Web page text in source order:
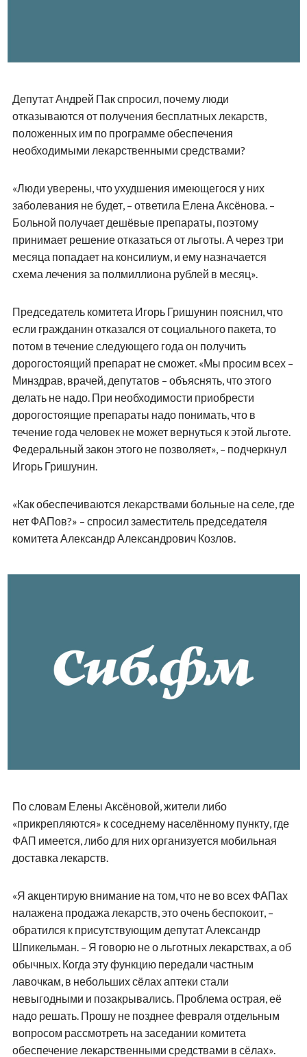
Депутат Андрей Пак спросил, почему люди
отказываются от получения бесплатных лекарств,
положенных им по программе обеспечения
необходимыми лекарственными средствами?
«Люди уверены, что ухудшения имеющегося у них
заболевания не будет, – ответила Елена Аксёнова. –
Больной получает дешёвые препараты, поэтому
принимает решение отказаться от льготы. А через три
месяца попадает на консилиум, и ему назначается
схема лечения за полмиллиона рублей в месяц».
Председатель комитета Игорь Гришунин пояснил, что
если гражданин отказался от социального пакета, то
потом в течение следующего года он получить
дорогостоящий препарат не сможет. «Мы просим всех –
Минздрав, врачей, депутатов – объяснять, что этого
делать не надо. При необходимости приобрести
дорогостоящие препараты надо понимать, что в
течение года человек не может вернуться к этой льготе.
Федеральный закон этого не позволяет», – подчеркнул
Игорь Гришунин.
«Как обеспечиваются лекарствами больные на селе, где
нет ФАПов?» – спросил заместитель председателя
комитета Александр Александрович Козлов.
По словам Елены Аксёновой, жители либо
«прикрепляются» к соседнему населённому пункту, где
ФАП имеется, либо для них организуется мобильная
доставка лекарств.
«Я акцентирую внимание на том, что не во всех ФАПах
налажена продажа лекарств, это очень беспокоит, –
обратился к присутствующим депутат Александр
Шпикельман. – Я говорю не о льготных лекарствах, а об
обычных. Когда эту функцию передали частным
лавочкам, в небольших сёлах аптеки стали
невыгодными и позакрывались. Проблема острая, её
надо решать. Прошу не позднее февраля отдельным
вопросом рассмотреть на заседании комитета
обеспечение лекарственными средствами в сёлах».